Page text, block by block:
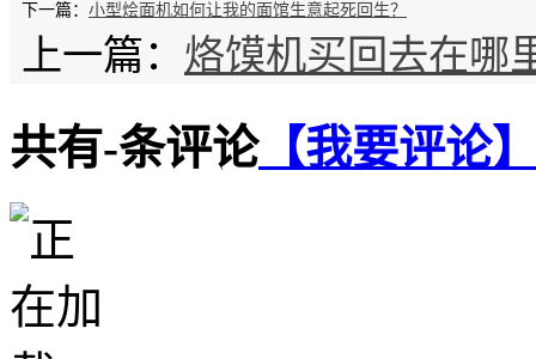
下一篇： 小型烩面机如何让我的面馆生意起死回生？
上一篇： 烙馍机买回去在哪
共有-条评论【我要评论